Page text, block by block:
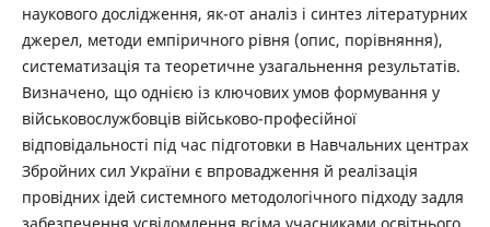
наукового дослідження, як-от аналіз і синтез літературних
джерел, методи емпіричного рівня (опис, порівняння),
систематизація та теоретичне узагальнення результатів.
Визначено, що однією із ключових умов формування у
військовослужбовців військово-професійної
відповідальності під час підготовки в Навчальних центрах
Збройних сил України є впровадження й реалізація
провідних ідей системного методологічного підходу задля